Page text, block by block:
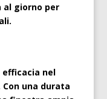
al giorno per
efficacia nel
una durata